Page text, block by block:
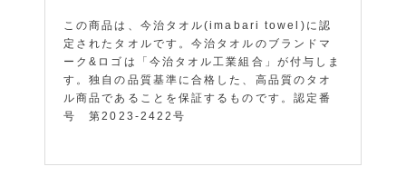
この商品は、今治タオル(imabari towel)に認
定されたタオルです。今治タオルのブランドマ
ーク&ロゴは「今治タオル工業組合」が付与しま
す。独自の品質基準に合格した、高品質のタオ
ル商品であることを保証するものです。認定番
号 第2023-2422号